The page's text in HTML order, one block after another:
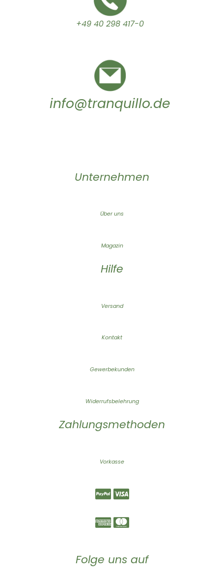
+49 40 298 417-0
info@tranquillo.de
Unternehmen
Über uns
Magazin
Hilfe
Versand
Kontakt
Gewerbekunden
Widerrufsbelehrung
Zahlungsmethoden
Vorkasse
Folge uns auf